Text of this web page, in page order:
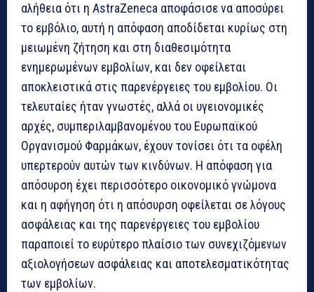
αλήθεια ότι η AstraZeneca αποφάσισε να αποσύρει
το εμβόλιο, αυτή η απόφαση αποδίδεται κυρίως στη
μειωμένη ζήτηση και στη διαθεσιμότητα
ενημερωμένων εμβολίων, και δεν οφείλεται
αποκλειστικά στις παρενέργειες του εμβολίου. Οι
τελευταίες ήταν γνωστές, αλλά οι υγειονομικές
αρχές, συμπεριλαμβανομένου του Ευρωπαϊκού
Οργανισμού Φαρμάκων, έχουν τονίσει ότι τα οφέλη
υπερτερούν αυτών των κινδύνων. Η απόφαση για
απόσυρση έχει περισσότερο οικονομικό γνώμονα
και η αφήγηση ότι η απόσυρση οφείλεται σε λόγους
ασφάλειας και της παρενέργειες του εμβολίου
παραποιεί το ευρύτερο πλαίσιο των συνεχιζόμενων
αξιολογήσεων ασφάλειας και αποτελεσματικότητας
των εμβολίων.